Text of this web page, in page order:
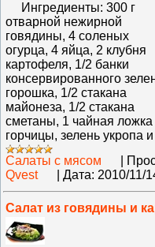
Ингредиенты: 300 г
отварной нежирной
говядины, 4 соленых
огурца, 4 яйца, 2 клубня
картофеля, 1/2 банки
консервированного
горошка, 1/2 стакана
майонеза, 1/2 стакана
сметаны, 1 чайная ложка
горчицы, зелень укропа
Салаты с мясом
Qvest
Дата: 2010/11/
Салат из говядины и